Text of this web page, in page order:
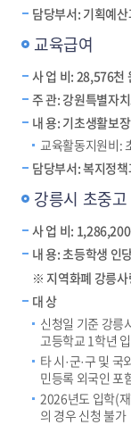
담당부서: 기획예
교육급여
사 업 비: 28,576천
주 관: 강원특별자
내 용: 기초생활보
교육활동지원비:
담당부서: 복지정
강릉시 초중
사 업 비:
내 용: 초등학생 인
※ 지역화폐 강릉
대 상
신청일 기준 강릉
고등학교 1학년
타 시·군·구 및
민등록 외국인 포
2026년도 입학(
의 경우 신청 불가